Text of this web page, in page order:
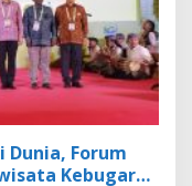
Dunia, Forum
Kebugaran